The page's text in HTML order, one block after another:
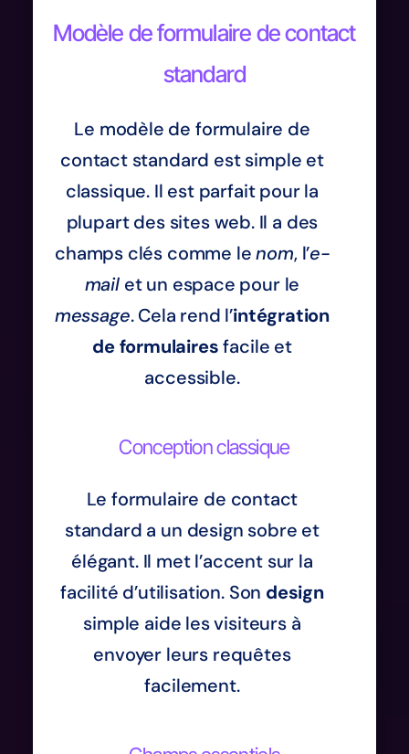
Modèle de formulaire de contact
standard
Le modèle de formulaire de
contact standard est simple et
classique. Il est parfait pour la
plupart des sites web. Il a des
champs clés comme lenom, l’e-
mailet un espace pour le
message. Cela rend l’intégration
de formulairesfacile et
accessible.
Conception classique
Le formulaire de contact
standard a un design sobre et
élégant. Il met l’accent sur la
facilité d’utilisation. Son design
simple aide les visiteurs à
envoyer leurs requêtes
facilement.